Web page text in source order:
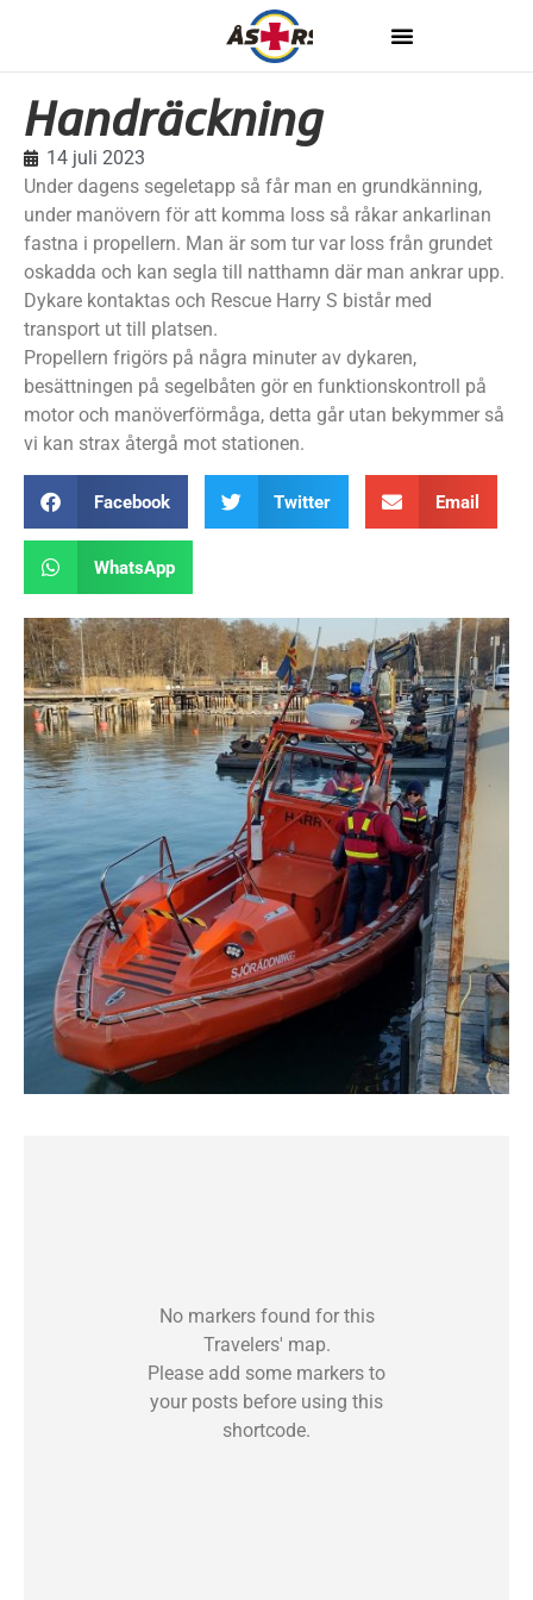
Handräckning
14 juli 2023
Under dagens segeletapp så får man en grundkänning,
under manövern för att komma loss så råkar ankarlinan
fastna i propellern. Man är som tur var loss från grundet
oskadda och kan segla till natthamn där man ankrar upp.
Dykare kontaktas och Rescue Harry S bistår med
transport ut till platsen.
Propellern frigörs på några minuter av dykaren,
besättningen på segelbåten gör en funktionskontroll på
motor och manöverförmåga, detta går utan bekymmer så
vi kan strax återgå mot stationen.
Facebook Twitter Email
WhatsApp
No markers found for this
Travelers' map.
Please add some markers to
your posts before using this
shortcode.